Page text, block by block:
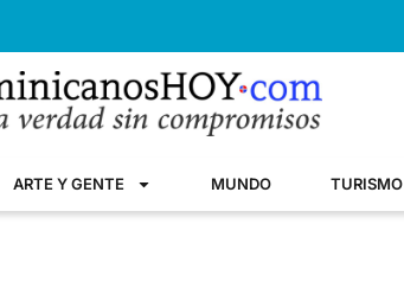
ARTE Y GENTE MUNDO TURISMO